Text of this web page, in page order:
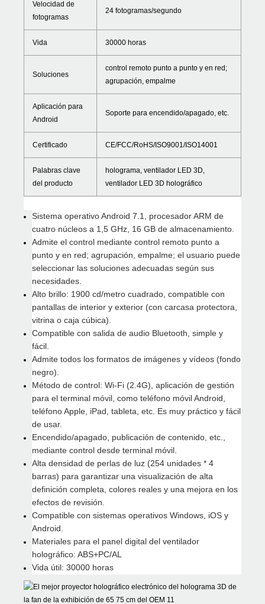
Velocidad de
fotogramas
24 fotogramas/segundo
Vida 30000 horas
Soluciones
control remoto punto a punto y en red;
agrupación, empalme
Aplicación para
Android
Soporte para encendido/apagado, etc.
Certificado CE/FCC/RoHS/ISO9001/ISO14001
Palabras clave
del producto
holograma, ventilador LED 3D,
ventilador LED 3D holográfico
Sistema operativo Android 7.1, procesador ARM de
cuatro núcleos a 1,5 GHz, 16 GB de almacenamiento.
Admite el control mediante control remoto punto a
punto y en red; agrupación, empalme; el usuario puede
seleccionar las soluciones adecuadas según sus
necesidades.
Alto brillo: 1900 cd/metro cuadrado, compatible con
pantallas de interior y exterior (con carcasa protectora,
vitrina o caja cúbica).
Compatible con salida de audio Bluetooth, simple y
fácil.
Admite todos los formatos de imágenes y vídeos (fondo
negro).
Método de control: Wi-Fi (2.4G), aplicación de gestión
para el terminal móvil, como teléfono móvil Android,
teléfono Apple, iPad, tableta, etc. Es muy práctico y fácil
de usar.
Encendido/apagado, publicación de contenido, etc.,
mediante control desde terminal móvil.
Alta densidad de perlas de luz (254 unidades * 4
barras) para garantizar una visualización de alta
definición completa, colores reales y una mejora en los
efectos de revisión.
Compatible con sistemas operativos Windows, iOS y
Android.
Materiales para el panel digital del ventilador
holográfico: ABS+PC/AL
Vida útil: 30000 horas